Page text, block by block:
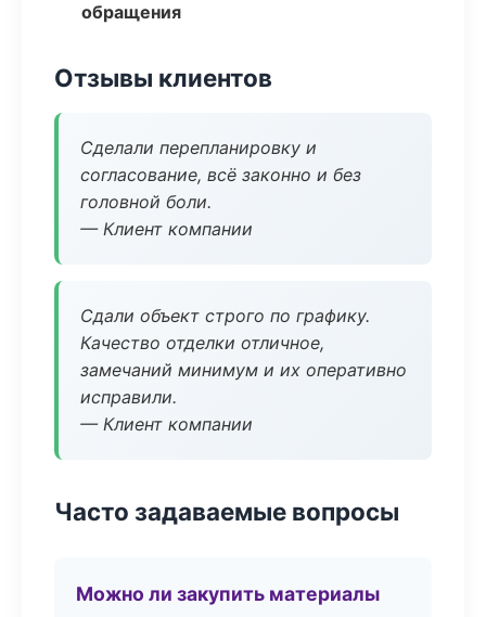
обращения
Отзывы клиентов
Сделали перепланировку и
согласование, всё законно и без
головной боли.
— Клиент компании
Сдали объект строго по графику.
Качество отделки отличное,
замечаний минимум и их оперативно
исправили.
— Клиент компании
Часто задаваемые вопросы
Можно ли закупить материалы